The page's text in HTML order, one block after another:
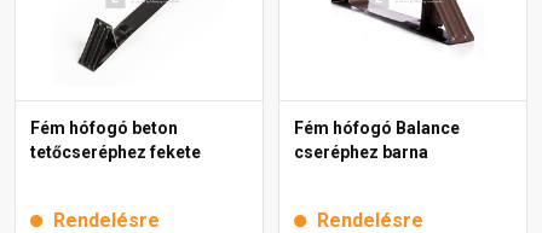
Fém hófogó beton
tetőcseréphez fekete
Rendelésre
Fém hófogó Balance
cseréphez barna
Rendelésre